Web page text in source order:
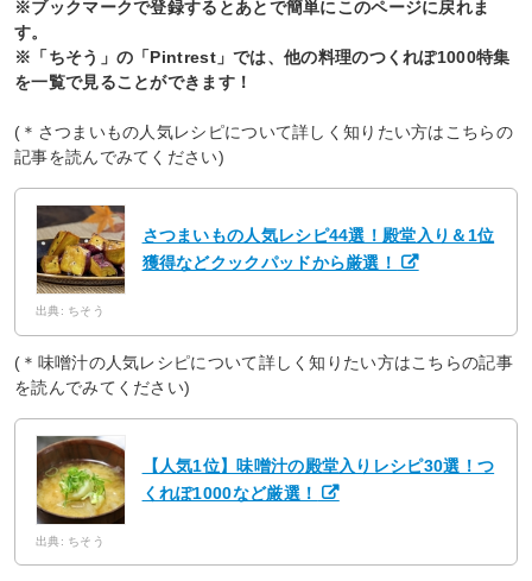
※ブックマークで登録するとあとで簡単にこのページに戻れま
す。
※「ちそう」の「Pintrest」では、他の料理のつくれぽ1000特集
を一覧で見ることができます！
(＊さつまいもの人気レシピについて詳しく知りたい方はこちらの
記事を読んでみてください)
さつまいもの人気レシピ44選！殿堂入り＆1位
獲得などクックパッドから厳選！
出典: ちそう
(＊味噌汁の人気レシピについて詳しく知りたい方はこちらの記事
を読んでみてください)
【人気1位】味噌汁の殿堂入りレシピ30選！つ
くれぽ1000など厳選！
出典: ちそう